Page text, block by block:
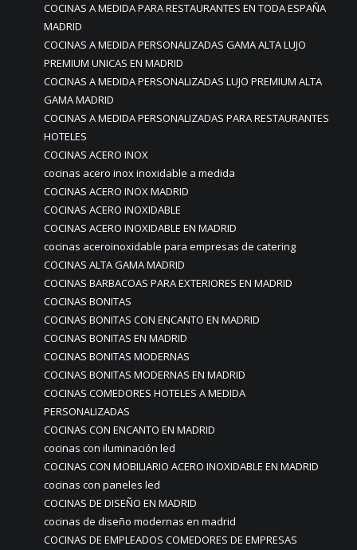
COCINAS A MEDIDA PARA RESTAURANTES EN TODA ESPAÑA
MADRID
COCINAS A MEDIDA PERSONALIZADAS GAMA ALTA LUJO
PREMIUM UNICAS EN MADRID
COCINAS A MEDIDA PERSONALIZADAS LUJO PREMIUM ALTA
GAMA MADRID
COCINAS A MEDIDA PERSONALIZADAS PARA RESTAURANTES
HOTELES
COCINAS ACERO INOX
cocinas acero inox inoxidable a medida
COCINAS ACERO INOX MADRID
COCINAS ACERO INOXIDABLE
COCINAS ACERO INOXIDABLE EN MADRID
cocinas aceroinoxidable para empresas de catering
COCINAS ALTA GAMA MADRID
COCINAS BARBACOAS PARA EXTERIORES EN MADRID
COCINAS BONITAS
COCINAS BONITAS CON ENCANTO EN MADRID
COCINAS BONITAS EN MADRID
COCINAS BONITAS MODERNAS
COCINAS BONITAS MODERNAS EN MADRID
COCINAS COMEDORES HOTELES A MEDIDA
PERSONALIZADAS
COCINAS CON ENCANTO EN MADRID
cocinas con iluminación led
COCINAS CON MOBILIARIO ACERO INOXIDABLE EN MADRID
cocinas con paneles led
COCINAS DE DISEÑO EN MADRID
cocinas de diseño modernas en madrid
COCINAS DE EMPLEADOS COMEDORES DE EMPRESAS